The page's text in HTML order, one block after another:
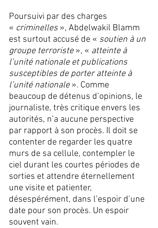
Poursuivi par des charges
« criminelles », Abdelwakil Blamm
est surtout accusé de « soutien à un
groupe terroriste », « atteinte à
l’unité nationale et publications
susceptibles de porter atteinte à
l’unité nationale ». Comme
beaucoup de détenus d’opinions, le
journaliste, très critique envers les
autorités, n’a aucune perspective
par rapport à son procès. Il doit se
contenter de regarder les quatre
murs de sa cellule, contempler le
ciel durant les courtes périodes de
sorties et attendre éternellement
une visite et patienter,
désespérément, dans l’espoir d’une
date pour son procès. Un espoir
souvent vain.